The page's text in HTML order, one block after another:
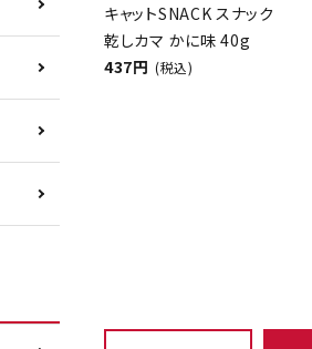
キャットSNACK スナック
乾しカマ かに味 40g
437円 (税込)